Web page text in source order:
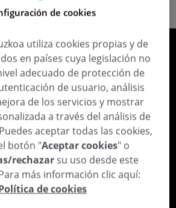
de cookies
utiliza cookies propias y de
en países cuya legislación no
adecuado de protección de
de usuario, análisis
de los servicios y mostrar
a través del análisis de
aceptar todas las cookies,
botón "Aceptar cookies" o
rechazar su uso desde este
más información clic aquí:
de cookies